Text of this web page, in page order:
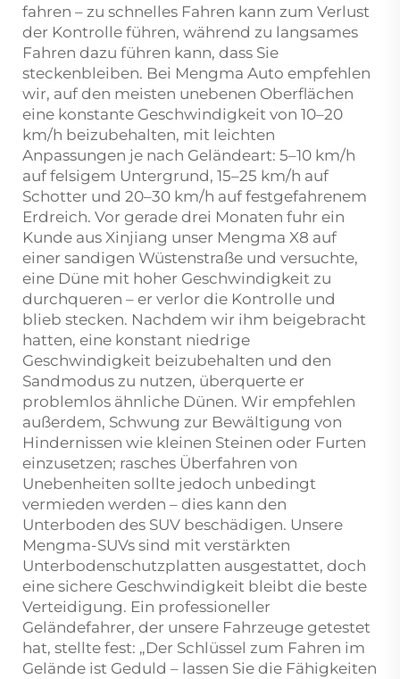
fahren – zu schnelles Fahren kann zum Verlust
der Kontrolle führen, während zu langsames
Fahren dazu führen kann, dass Sie
steckenbleiben. Bei Mengma Auto empfehlen
wir, auf den meisten unebenen Oberflächen
eine konstante Geschwindigkeit von 10–20
km/h beizubehalten, mit leichten
Anpassungen je nach Geländeart: 5–10 km/h
auf felsigem Untergrund, 15–25 km/h auf
Schotter und 20–30 km/h auf festgefahrenem
Erdreich. Vor gerade drei Monaten fuhr ein
Kunde aus Xinjiang unser Mengma X8 auf
einer sandigen Wüstenstraße und versuchte,
eine Düne mit hoher Geschwindigkeit zu
durchqueren – er verlor die Kontrolle und
blieb stecken. Nachdem wir ihm beigebracht
hatten, eine konstant niedrige
Geschwindigkeit beizubehalten und den
Sandmodus zu nutzen, überquerte er
problemlos ähnliche Dünen. Wir empfehlen
außerdem, Schwung zur Bewältigung von
Hindernissen wie kleinen Steinen oder Furten
einzusetzen; rasches Überfahren von
Unebenheiten sollte jedoch unbedingt
vermieden werden – dies kann den
Unterboden des SUV beschädigen. Unsere
Mengma-SUVs sind mit verstärkten
Unterbodenschutzplatten ausgestattet, doch
eine sichere Geschwindigkeit bleibt die beste
Verteidigung. Ein professioneller
Geländefahrer, der unsere Fahrzeuge getestet
hat, stellte fest: „Der Schlüssel zum Fahren im
Gelände ist Geduld – lassen Sie die Fähigkeiten